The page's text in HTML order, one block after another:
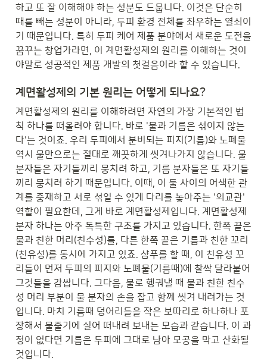
하고 또 잘 이해해야 하는 성분도 드뭅니다. 이것은 단순히
때를 빼는 성분이 아니라, 두피 환경 전체를 좌우하는 열쇠이
기 때문입니다. 특히 두피 케어 제품 분야에서 새로운 도전을
꿈꾸는 창업가라면, 이 계면활성제의 원리를 이해하는 것이
야말로 성공적인 제품 개발의 첫걸음이라 할 수 있습니다.
계면활성제의 기본 원리는 어떻게 되나요?
계면활성제의 원리를 이해하려면 자연의 가장 기본적인 법
칙 하나를 떠올려야 합니다. 바로 '물과 기름은 섞이지 않는
다'는 것이죠. 우리 두피에서 분비되는 피지(기름)와 노폐물
역시 물만으로는 절대로 깨끗하게 씻겨나가지 않습니다. 물
분자들은 자기들끼리 뭉치려 하고, 기름 분자들은 또 자기들
끼리 뭉치려 하기 때문입니다. 이때, 이 둘 사이의 어색한 관
계를 중재하고 서로 섞일 수 있게 다리를 놓아주는 '외교관'
역할이 필요한데, 그게 바로 계면활성제입니다. 계면활성제
분자 하나는 아주 독특한 구조를 가지고 있습니다. 한쪽 끝은
물과 친한 머리(친수성)를, 다른 한쪽 끝은 기름과 친한 꼬리
(친유성)를 동시에 가지고 있죠. 샴푸를 할 때, 이 친유성 꼬
리들이 먼저 두피의 피지와 노폐물(기름때)에 찰싹 달라붙어
그것들을 감쌉니다. 그다음, 물로 헹궈낼 때 물과 친한 친수
성 머리 부분이 물 분자의 손을 잡고 함께 씻겨 내려가는 것
입니다. 마치 기름때 덩어리들을 작은 보따리로 하나하나 포
장해서 물줄기에 실어 떠내려 보내는 모습과 같습니다. 이 과
정이 없다면 기름은 두피에 그대로 남아 모공을 막고 산화될
것입니다.